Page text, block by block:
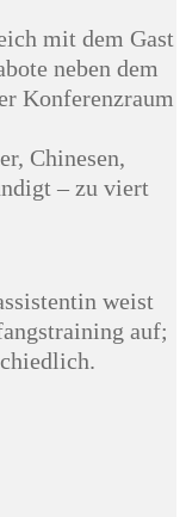
mit dem Gast
neben dem
Konferenzraum
Chinesen,
– zu viert
weist
auf;